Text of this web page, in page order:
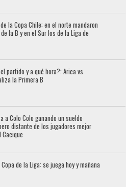
la Copa Chile: en el norte mandaron
la B y en el Sur los de la Liga de
partido y a qué hora?: Arica vs
la Primera B
a Colo Colo ganando un sueldo
distante de los jugadores mejor
Cacique
de la Liga: se juega hoy y mañana